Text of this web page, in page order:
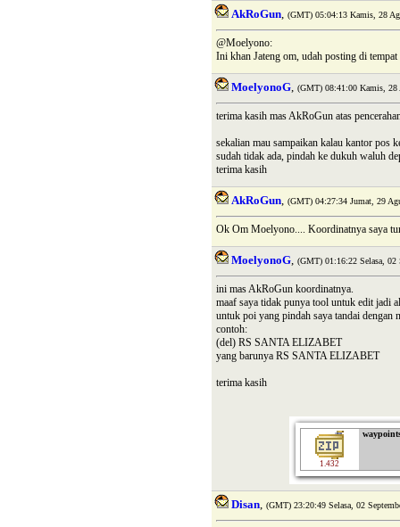
AkRoGun, (GMT) 05:04:13 Kamis, 28
@Moelyono:
Ini khan Jateng om, udah posting di tempat
MoelyonoG, (GMT) 08:41:00 Kamis, 28
terima kasih mas AkRoGun atas
sekalian mau sampaikan kalau kantor pos
sudah tidak ada, pindah ke dukuh waluh
terima kasih
AkRoGun, (GMT) 04:27:34 Jumat, 29
Ok Om Moelyono.... Koordinatnya saya
MoelyonoG, (GMT) 01:16:22 Selasa, 02
ini mas AkRoGun koordinatnya.
maaf saya tidak punya tool untuk edit jadi
untuk poi yang pindah saya tandai dengan
contoh:
(del) RS SANTA ELIZABET
yang barunya RS SANTA ELIZABET
terima kasih
1.432
Disan, (GMT) 23:20:49 Selasa, 02